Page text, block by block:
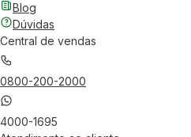
Blog
Dúvidas
Central de vendas
0800-200-2000
4000-1695